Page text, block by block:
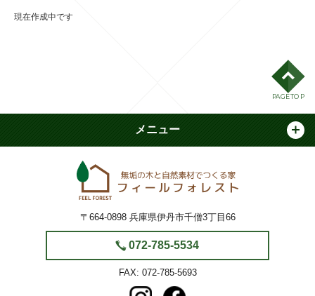
現在作成中です
メニュー
〒664-0898 兵庫県伊丹市千僧3丁目66
072-785-5534
072-785-5693
PAGE TOP